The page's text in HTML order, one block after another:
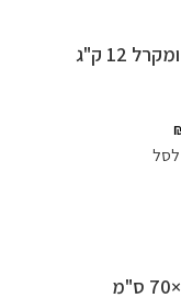
12 ק"ג
לסל